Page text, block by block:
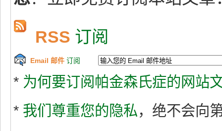
RSS 订阅
Email 邮件 订阅
* 为何要订阅帕金森氏症的网站
* 我们尊重您的隐私，绝不会向